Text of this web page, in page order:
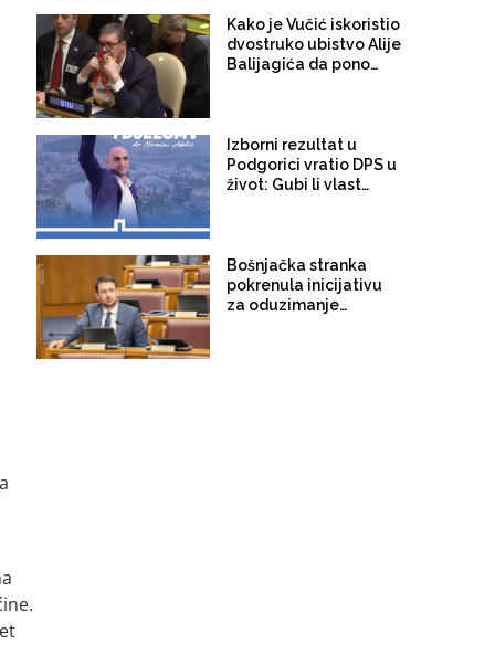
Kako je Vučić iskoristio
dvostruko ubistvo Alije
Balijagića da ponovo
Izborni rezultat u
Podgorici vratio DPS u
život: Gubi li vlast
Bošnjačka stranka
pokrenula inicijativu
za oduzimanje